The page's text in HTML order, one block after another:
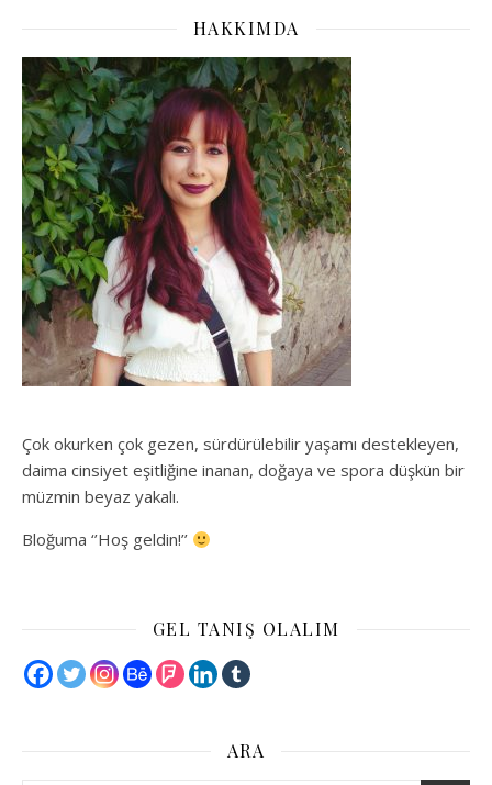
HAKKIMDA
Çok okurken çok gezen, sürdürülebilir yaşamı destekleyen,
daima cinsiyet eşitliğine inanan, doğaya ve spora düşkün bir
müzmin beyaz yakalı.
Bloğuma ‘’Hoş geldin!’’
GEL TANIŞ OLALIM
ARA